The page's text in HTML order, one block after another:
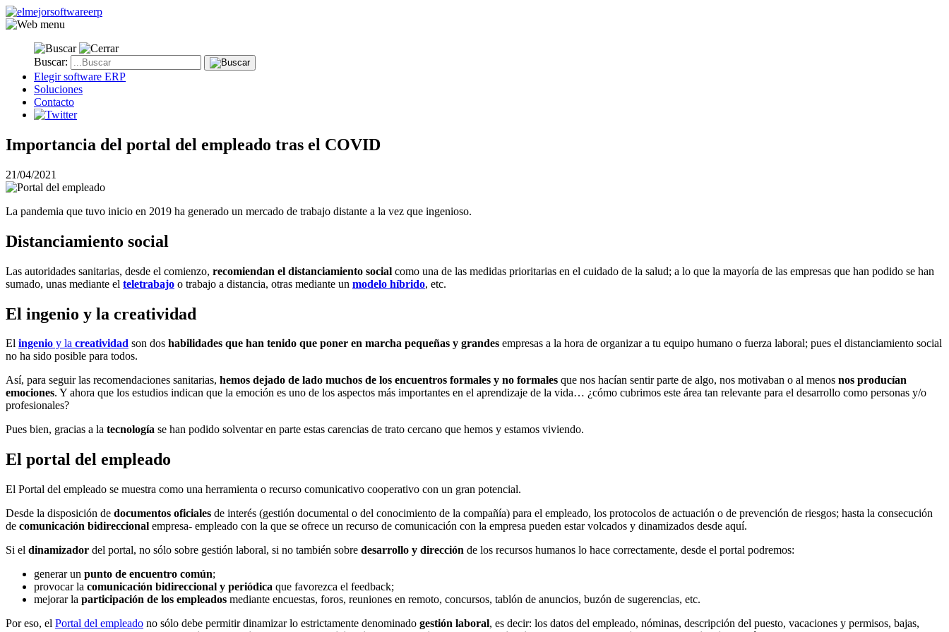
Buscar:
Elegir software ERP
Soluciones
Contacto
Importancia del portal del empleado tras el COVID
21/04/2021
La pandemia que tuvo inicio en 2019 ha generado un mercado de trabajo distante a la vez que ingenioso.
Distanciamiento social
Las autoridades sanitarias, desde el comienzo, recomiendan el distanciamiento social como una de las medidas prioritarias en el cuidado de la salud; a lo que la mayoría de las empresas que han podido se han
sumado, unas mediante el teletrabajo o trabajo a distancia, otras mediante un modelo híbrido, etc.
El ingenio y la creatividad
El ingenio y la creatividad son dos habilidades que han tenido que poner en marcha pequeñas y grandes empresas a la hora de organizar a tu equipo humano o fuerza laboral; pues el distanciamiento social
no ha sido posible para todos.
Así, para seguir las recomendaciones sanitarias, hemos dejado de lado muchos de los encuentros formales y no formales que nos hacían sentir parte de algo, nos motivaban o al menos nos producían
emociones. Y ahora que los estudios indican que la emoción es uno de los aspectos más importantes en el aprendizaje de la vida… ¿cómo cubrimos este área tan relevante para el desarrollo como personas y/o
profesionales?
Pues bien, gracias a la tecnología se han podido solventar en parte estas carencias de trato cercano que hemos y estamos viviendo.
El portal del empleado
El Portal del empleado se muestra como una herramienta o recurso comunicativo cooperativo con un gran potencial.
Desde la disposición de documentos oficiales de interés (gestión documental o del conocimiento de la compañía) para el empleado, los protocolos de actuación o de prevención de riesgos; hasta la consecución
de comunicación bidireccional empresa- empleado con la que se ofrece un recurso de comunicación con la empresa pueden estar volcados y dinamizados desde aquí.
Si el dinamizador del portal, no sólo sobre gestión laboral, si no también sobre desarrollo y dirección de los recursos humanos lo hace correctamente, desde el portal podremos:
generar un punto de encuentro común;
provocar la comunicación bidireccional y periódica que favorezca el feedback;
mejorar la participación de los empleados mediante encuestas, foros, reuniones en remoto, concursos, tablón de anuncios, buzón de sugerencias, etc.
Por eso, el Portal del empleado no sólo debe permitir dinamizar lo estrictamente denominado gestión laboral, es decir: los datos del empleado, nóminas, descripción del puesto, vacaciones y permisos, bajas,